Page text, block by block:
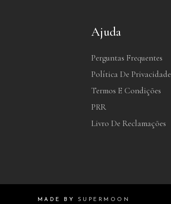
Ajuda
Perguntas Frequentes
Política De Privacidade
Termos E Condições
PRR
Livro De Reclamações
MADE BY SUPERMOON